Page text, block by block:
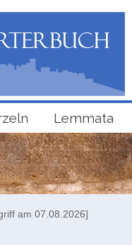
Lemmata
am 07.08.2026]